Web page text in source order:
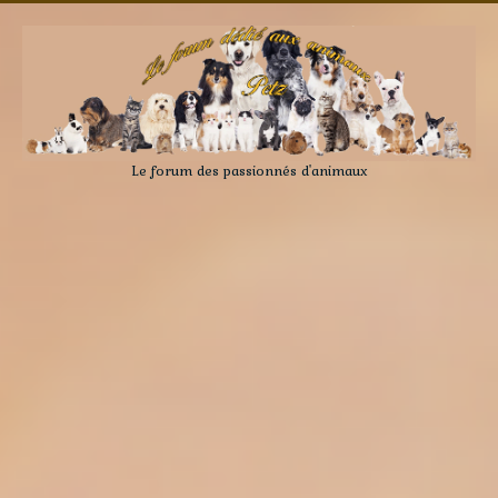
Le forum des passionnés d'animaux